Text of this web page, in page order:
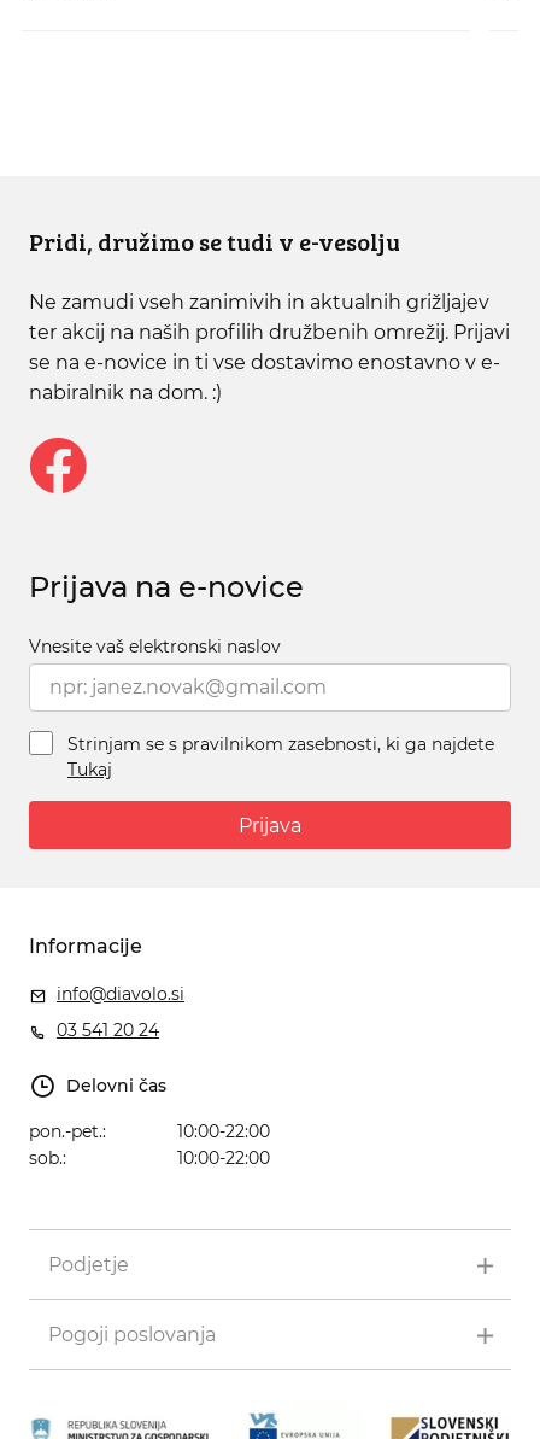
Pridi, družimo se tudi v e-vesolju
Ne zamudi vseh zanimivih in aktualnih grižljajev
ter akcij na naših profilih družbenih omrežij. Prijavi
se na e-novice in ti vse dostavimo enostavno v e-
nabiralnik na dom. :)
Prijava na e-novice
Vnesite vaš elektronski naslov
Strinjam se s pravilnikom zasebnosti, ki ga najdete
Tukaj
Prijava
Informacije
info@diavolo.si
03 541 20 24
Delovni čas
pon.-pet.:
10:00-22:00
sob.:
10:00-22:00
Podjetje
Pogoji poslovanja